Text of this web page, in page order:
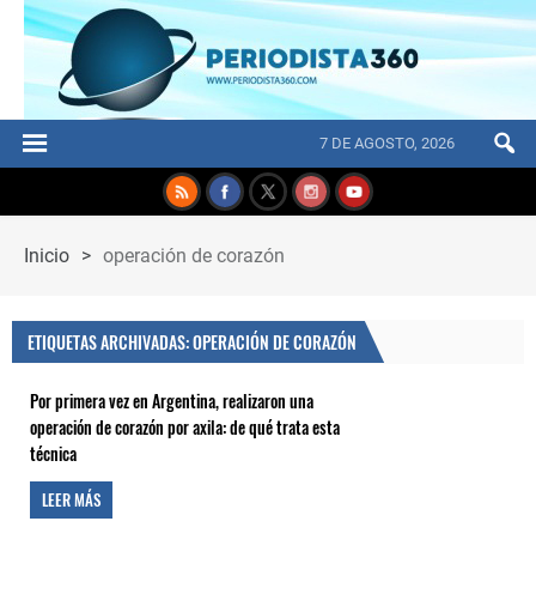
7 DE AGOSTO, 2026
Inicio > operación de corazón
ETIQUETAS ARCHIVADAS: OPERACIÓN DE CORAZÓN
Por primera vez en Argentina, realizaron una
operación de corazón por axila: de qué trata esta
técnica
LEER MÁS